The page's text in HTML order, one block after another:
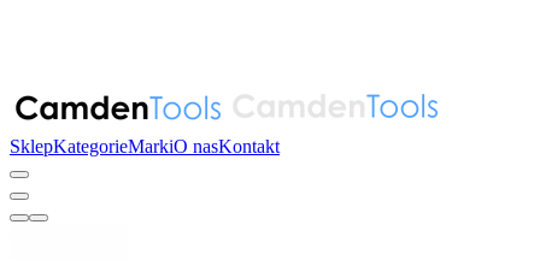
SklepKategorieMarkiO nasKontakt